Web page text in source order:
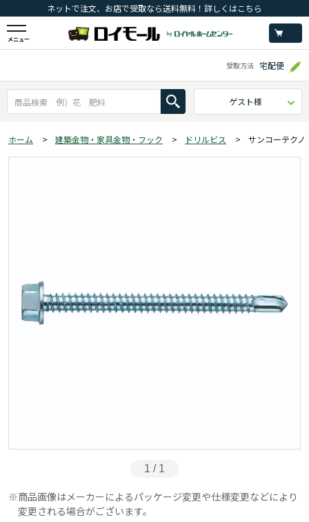
ネットで注文、お店で受取なら送料無料！詳しくはこちら
メニュー
受取方法 宅配便
ゲスト様
ホーム > 建築金物・家具金物・フック > ドリルビス > サンコーテク
1 / 1
商品画像はメーカーによるパッケージ変更や仕様変更などにより
変更される場合がございます。